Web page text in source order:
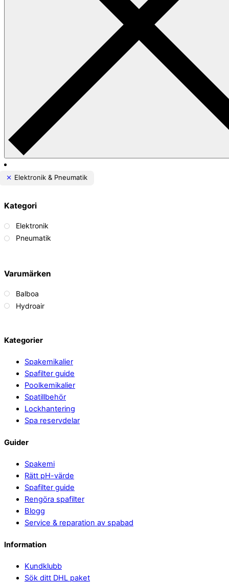
Elektronik & Pneumatik
Kategori
Elektronik
Pneumatik
Varumärken
Balboa
Hydroair
Back
Top
Kategorier
Spakemikalier
Spafilter guide
Poolkemikalier
Spatillbehör
Lockhantering
Spa reservdelar
Guider
Spakemi
Rätt pH-värde
Spafilter guide
Rengöra spafilter
Blogg
Service & reparation av spabad
Information
Kundklubb
Sök ditt DHL paket